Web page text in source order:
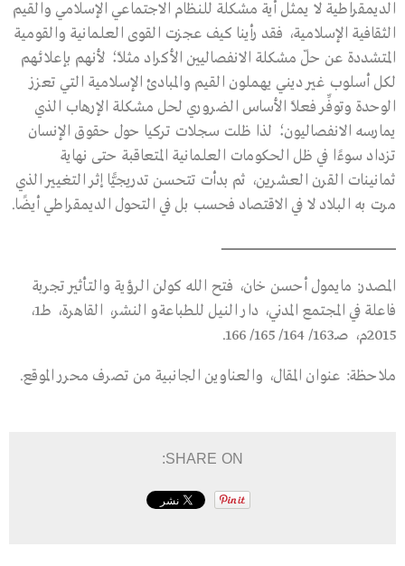
الديمقراطية لا يمثل أية مشكلة للنظام الاجتماعي الإسلامي والقيم
الثقافية الإسلامية، فقد رأينا كيف عجزت القوى العلمانية والقومية
المتشددة عن حلّ مشكلة الانفصاليين الأكراد مثلًا؛ لأنهم بإعلائهم
لكل أسلوب غير ديني يهملون القيم والمبادئ الإسلامية التي تعزز
الوحدة وتوفِّر فعلًا الأساس الضروري لحل مشكلة الإرهاب الذي
يمارسه الانفصاليون؛ لذا ظلت سجلات تركيا حول حقوق الإنسان
تزداد سوءًا في ظل الحكومات العلمانية المتعاقبة حتى نهاية
ثمانينات القرن العشرين، ثم بدأت تتحسن تدريجيًّا إثر التغيير الذي
مرت به البلاد لا في الاقتصاد فحسب بل في التحول الديمقراطي أيضًا.
ـــــــــــــــــــــــــــــــــــــــــــــــــــــــــــــــــــــــــــــــــــــــــــــــــــــــــــــــــــــــــــــــــــــــــــــــــــــــــــــــــــــــــــــــــــــــــــــــــ
المصدر: مايمول أحسن خان، فتح الله كولن الرؤية والتأثير تجربة
فاعلة في المجتمع المدني، دار النيل للطباعةو النشر، القاهرة، طـ1،
2015م، صـ163/ 164/ 165/ 166.
ملاحظة: عنوان المقال، والعناوين الجانبية من تصرف محرر الموقع.
SHARE ON: